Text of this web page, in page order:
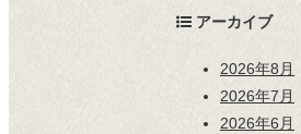
アーカイブ
2026年8月
2026年7月
2026年6月